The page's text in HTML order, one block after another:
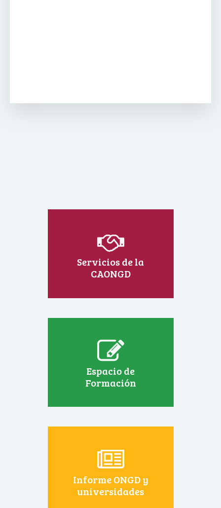
Servicios de la
CAONGD
Espacio de
Formación
Informe ONGD y
universidades